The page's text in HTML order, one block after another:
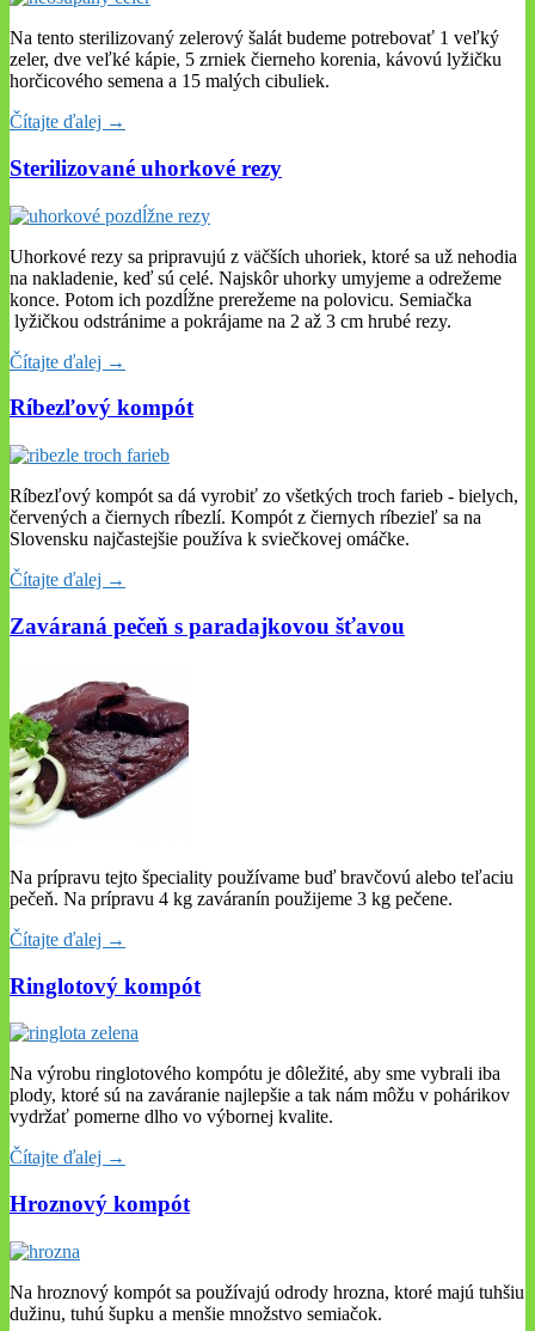
Na tento sterilizovaný zelerový šalát budeme potrebovať 1 veľký
zeler, dve veľké kápie, 5 zrniek čierneho korenia, kávovú lyžičku
horčicového semena a 15 malých cibuliek.
Čítajte ďalej →
Sterilizované uhorkové rezy
Uhorkové rezy sa pripravujú z väčších uhoriek, ktoré sa už nehodia
na nakladenie, keď sú celé. Najskôr uhorky umyjeme a odrežeme
konce. Potom ich pozdĺžne prerežeme na polovicu. Semiačka
lyžičkou odstránime a pokrájame na 2 až 3 cm hrubé rezy.
Čítajte ďalej →
Ríbezľový kompót
Ríbezľový kompót sa dá vyrobiť zo všetkých troch farieb - bielych,
červených a čiernych ríbezlí. Kompót z čiernych ríbezieľ sa na
Slovensku najčastejšie používa k sviečkovej omáčke.
Čítajte ďalej →
Zaváraná pečeň s paradajkovou šťavou
Na prípravu tejto špeciality používame buď bravčovú alebo teľaciu
pečeň. Na prípravu 4 kg zaváranín použijeme 3 kg pečene.
Čítajte ďalej →
Ringlotový kompót
Na výrobu ringlotového kompótu je dôležité, aby sme vybrali iba
plody, ktoré sú na zaváranie najlepšie a tak nám môžu v pohárikov
vydržať pomerne dlho vo výbornej kvalite.
Čítajte ďalej →
Hroznový kompót
Na hroznový kompót sa používajú odrody hrozna, ktoré majú tuhšiu
dužinu, tuhú šupku a menšie množstvo semiačok.